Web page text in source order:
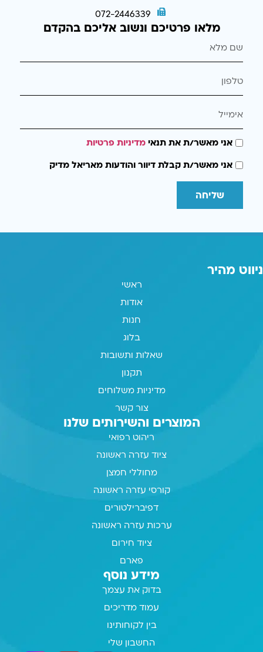
072-2446339
מלאו פרטיכם ונשוב אליכם בהקדם
אני מאשר/ת את תנאימדיניות פרטיות
אני מאשר/ת קבלת דיוור והודעות מאריאל מדיק
שליחה
ניווט מהיר
ראשי
אודות
חנות
בלוג
שאלות ותשובות
תקנון
מדיניות משלוחים
צור קשר
המוצרים והשירותים שלנו
ריהוט רפואי
ציוד עזרה ראשונה
מחוללי חמצן
קורסי עזרה ראשונה
דפיברילטורים
ערכות עזרה ראשונה
ציוד חירום
פארם
מידע נוסף
בדוק את עצמך
עמוד מדריכים
בין לקוחותינו
החשבון שלי